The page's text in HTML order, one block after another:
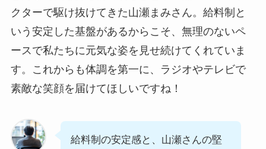
クターで駆け抜けてきた山瀬まみさん。給料制と
いう安定した基盤があるからこそ、無理のないペ
ースで私たちに元気な姿を見せ続けてくれていま
す。これからも体調を第一に、ラジオやテレビで
素敵な笑顔を届けてほしいですね！
給料制の安定感と、山瀬さんの堅